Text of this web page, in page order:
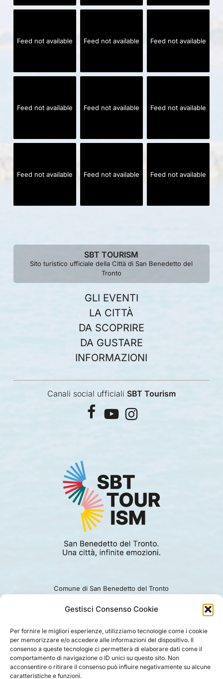
Gestisci Consenso Cookie
Per fornire le migliori esperienze, utilizziamo tecnologie come i cookie
per memorizzare e/o accedere alle informazioni del dispositivo. Il
consenso a queste tecnologie ci permetterà di elaborare dati come il
comportamento di navigazione o ID unici su questo sito. Non
acconsentire o ritirare il consenso può influire negativamente su alcune
caratteristiche e funzioni.
Feed not available Feed not available Feed not available
Feed not available Feed not available Feed not available
Feed not available Feed not available Feed not available
SBT TOURISM
Sito turistico ufficiale della Città di San Benedetto del
Tronto
GLI EVENTI
LA CITTÀ
DA SCOPRIRE
DA GUSTARE
INFORMAZIONI
Canali social ufficiali SBT Tourism
facebook
youtubeinstagram
Comune di San Benedetto del Tronto
Ufficio turismo: 0735.794229
PRIVACY |COOKIE | LEGAL |DISCLAIMER